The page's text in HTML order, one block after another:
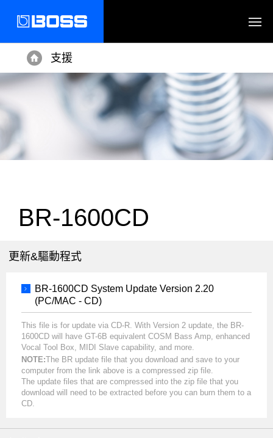
Home
支援
BR-1600CD
更新&驅動程式
BR-1600CD System Update Version 2.20
(PC/MAC - CD)
This file is for update via CD-R. With Version 2 update, the BR-
1600CD will have GT-6B equivalent COSM Bass Amp, enhanced
Vocal Tool Box, MIDI Slave capability, and more.
NOTE:The BR update file that you download and save to your
computer from the link above is a compressed zip file.
The update files that are compressed into the zip file that you
download will need to be extracted before you can burn them to a
CD.